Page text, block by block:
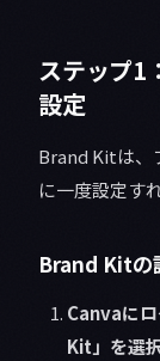
ステップ
設定
Brand Kitは、
に一度設定す
Brand Kitの
Canvaに
Kit」を選